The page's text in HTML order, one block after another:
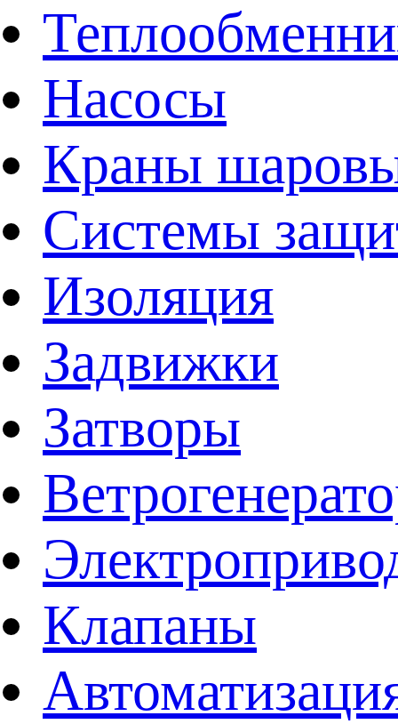
Насосы
Краны
Системы
Изоляция
Задвижки
Затворы
Клапаны